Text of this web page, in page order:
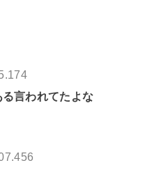
言われてたよな